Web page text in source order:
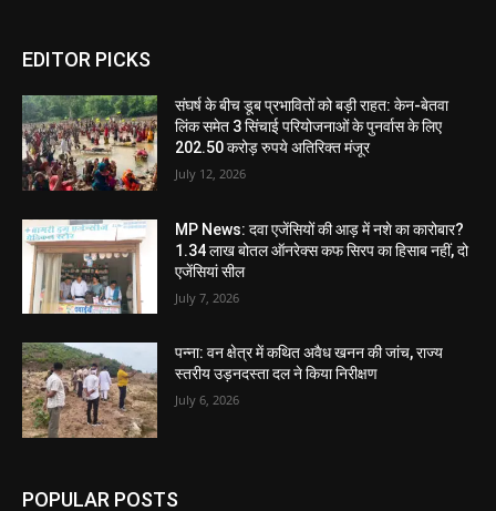
EDITOR PICKS
संघर्ष के बीच डूब प्रभावितों को बड़ी राहत: केन-बेतवा
लिंक समेत 3 सिंचाई परियोजनाओं के पुनर्वास के लिए
202.50 करोड़ रुपये अतिरिक्त मंजूर
July 12, 2026
MP News: दवा एजेंसियों की आड़ में नशे का कारोबार?
1.34 लाख बोतल ऑनरेक्स कफ सिरप का हिसाब नहीं, दो
एजेंसियां सील
July 7, 2026
पन्ना: वन क्षेत्र में कथित अवैध खनन की जांच, राज्य
स्तरीय उड़नदस्ता दल ने किया निरीक्षण
July 6, 2026
POPULAR POSTS